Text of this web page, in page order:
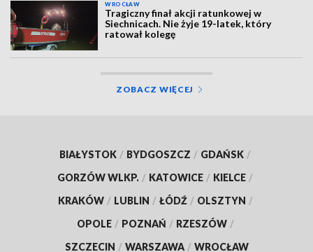
WROCŁAW
Tragiczny finał akcji ratunkowej w
Siechnicach. Nie żyje 19-latek, który
ratował kolegę
ZOBACZ WIĘCEJ
BIAŁYSTOK / BYDGOSZCZ / GDAŃSK /
GORZÓW WLKP. / KATOWICE / KIELCE /
KRAKÓW / LUBLIN / ŁÓDŹ / OLSZTYN /
OPOLE / POZNAŃ / RZESZÓW /
SZCZECIN / WARSZAWA / WROCŁAW